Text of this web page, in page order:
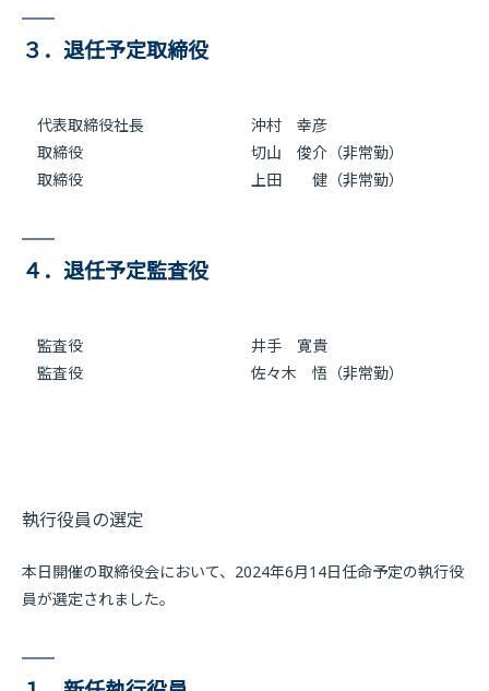
３．退任予定取締役
代表取締役社長 沖村 幸彦
取締役 切山 俊介（非常勤）
取締役 上田 健（非常勤）
４．退任予定監査役
監査役 井手 寛貴
監査役 佐々木 悟（非常勤）
執行役員の選定
本日開催の取締役会において、2024年6月14日任命予定の執行役
員が選定されました。